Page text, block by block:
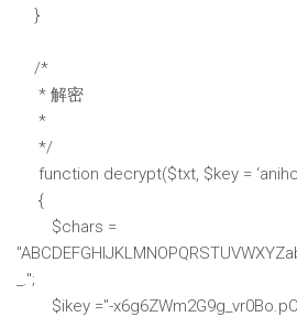
}
/*
* 解密
*
*/
function decrypt($txt, $key = ‘anihc
{
$chars =
_.";
$ikey ="-